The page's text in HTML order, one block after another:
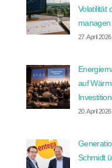
Volatilität
managen
27. April 2026
auf
20. April 2026
Schmidt